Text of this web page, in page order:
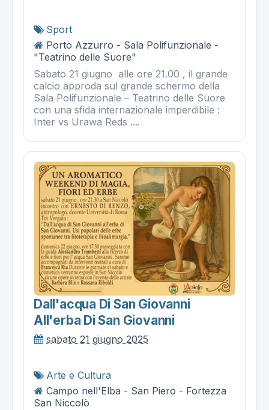
Sport
Porto Azzurro - Sala Polifunzionale -
"Teatrino delle Suore"
Sabato 21 giugno alle ore 21.00 , il grande
calcio approda sul grande schermo della
Sala Polifunzionale – Teatrino delle Suore
con una sfida internazionale imperdibile :
Inter vs Urawa Reds ....
Dall'acqua Di San Giovanni
All'erba Di San Giovanni
sabato 21 giugno 2025
Arte e Cultura
Campo nell'Elba - San Piero - Fortezza
San Niccolò